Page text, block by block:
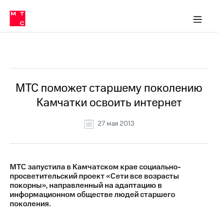
Медиа-центр
и акционерам
Устойчивое развитие
Комплаенс и деловая этика
компании
Карьера
История
компании
Руководство
Контакты
Медиа-центр
Пресс-
в МТС
Пресс-
релизы
о технологиях
МТС поможет старшему поколению
Камчатки освоить интернет
27 мая 2013
МТС запустила в Камчатском крае социально-
просветительский проект «Сети все возрасты
покорны», направленный на адаптацию в
информационном обществе людей старшего
поколения.